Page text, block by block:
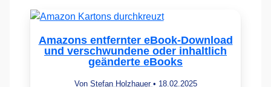
Amazons entfernter eBook-Download
und verschwundene oder inhaltlich
geänderte eBooks
Von Stefan Holzhauer • 18.02.2025